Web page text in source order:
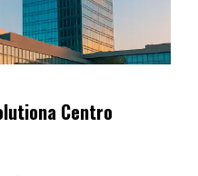
Centro